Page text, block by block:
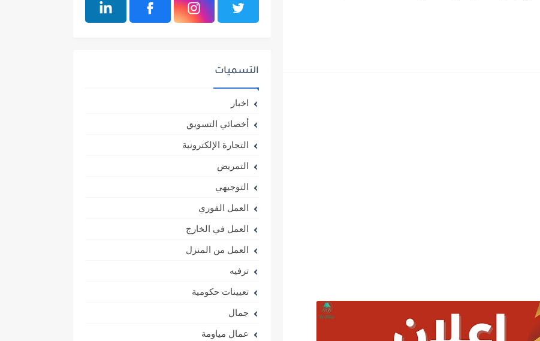
التسميات
اخبار
أخصائي التسويق
التجارة الإلكترونية
التمريض
التوجيهي
العمل الفوري
العمل في الخارج
العمل من المنزل
ترفيه
تعيينات حكومية
جمال
عمال مياومة